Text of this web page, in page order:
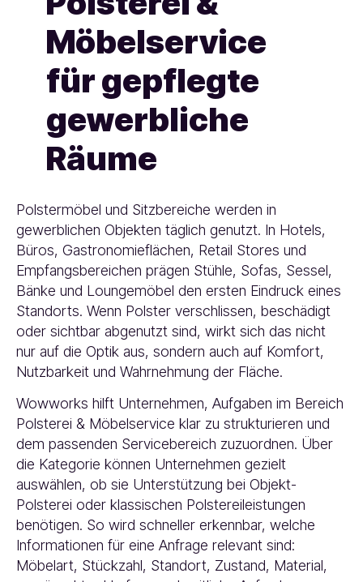
Möbelservice
für gepflegte
gewerbliche
Räume
Polstermöbel und Sitzbereiche werden in
gewerblichen Objekten täglich genutzt. In Hotels,
Büros, Gastronomieflächen, Retail Stores und
Empfangsbereichen prägen Stühle, Sofas, Sessel,
Bänke und Loungemöbel den ersten Eindruck eines
Standorts. Wenn Polster verschlissen, beschädigt
oder sichtbar abgenutzt sind, wirkt sich das nicht
nur auf die Optik aus, sondern auch auf Komfort,
Nutzbarkeit und Wahrnehmung der Fläche.
Wowworks hilft Unternehmen, Aufgaben im Bereich
Polsterei & Möbelservice klar zu strukturieren und
dem passenden Servicebereich zuzuordnen. Über
die Kategorie können Unternehmen gezielt
auswählen, ob sie Unterstützung bei Objekt-
Polsterei oder klassischen Polstereileistungen
benötigen. So wird schneller erkennbar, welche
Informationen für eine Anfrage relevant sind:
Möbelart, Stückzahl, Standort, Zustand, Material,